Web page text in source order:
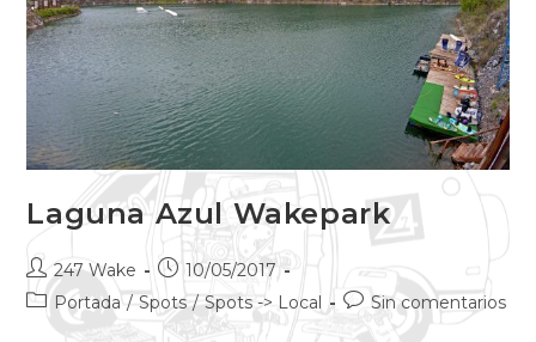
Laguna Azul Wakepark
247 Wake
10/05/2017
Portada / Spots / Spots -> Local Sin comentarios